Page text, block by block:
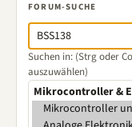
FORUM-SUCHE
Suchen in: (Strg oder
auszuwählen)